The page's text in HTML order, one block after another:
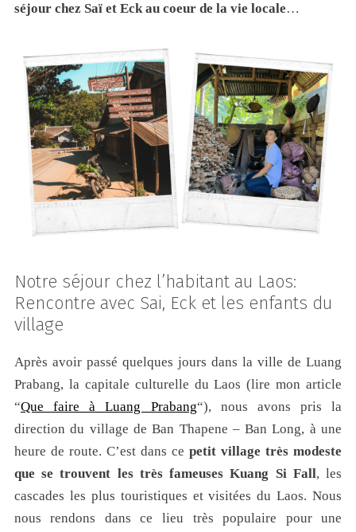
séjour chez Saï et Eck au coeur de la vie locale…
Notre séjour chez l’habitant au Laos:
Rencontre avec Sai, Eck et les enfants du
village
Après avoir passé quelques jours dans la ville de Luang
Prabang, la capitale culturelle du Laos (lire mon article
“Que faire à Luang Prabang“), nous avons pris la
direction du village de Ban Thapene – Ban Long, à une
heure de route. C’est dans cepetit village très modeste
que se trouvent les très fameuses Kuang Si Fall, les
cascades les plus touristiques et visitées du Laos. Nous
nous rendons dans ce lieu très populaire pour une